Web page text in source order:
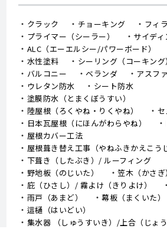
クラック チョーキング
フィ
プライマー（シーラー）
サイデ
ALC（エーエルシー/パワーボード）
水性塗料
シーリング（コーキン
バルコニー
ベランダ
アスフ
ウレタン防水
シート防水
塗膜防水（とまくぼうすい）
陸屋根（ろくやね・りくやね）
日本瓦屋根（にほんがわらやね）
屋根カバー工法
屋根葺き替え工事（やねふきかえこう
下葺き（したぶき）/ ルーフィング
野地板（のじいた）
笠木（かさぎ
庇（ひさし）/ 霧よけ（きりよけ）
雨戸（あまど）
幕板（まくいた）
這樋（はいどい）
集水器 （しゅうすいき）/上合（じょう